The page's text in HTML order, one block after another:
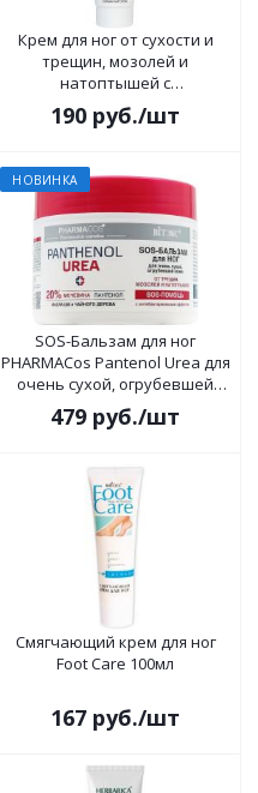
Крем для ног от сухости и
трещин, мозолей и
натоптышей с
антибактериальным
эффектом PHARMACos
190 руб./шт
НОВИНКА
SOS-Бальзам для ног
PHARMACos Pantenol Urea для
очень сухой, огрубевшей
кожи, от трещин, мозолей и
натоптышей 300мл
479 руб./шт
Смягчающий крем для ног
Foot Care 100мл
167 руб./шт